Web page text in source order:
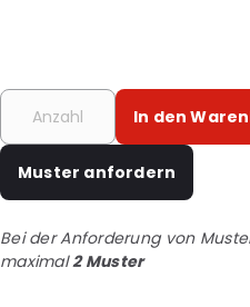
In den
Muster anfordern
Bei der Anforderung von
maximal2 Muster